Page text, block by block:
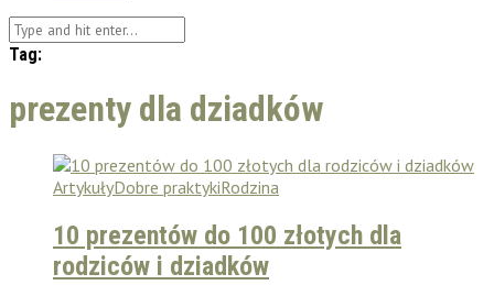
Tag:
prezenty dla dziadków
ArtykułyDobre praktykiRodzina
10 prezentów do 100 złotych dla
rodziców i dziadków